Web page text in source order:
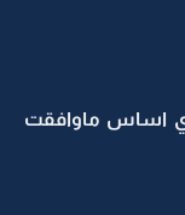
اساس ماوافقت